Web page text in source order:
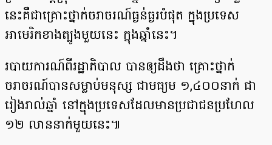
នេះ​គឺជា​គ្រោះថ្នាក់​ចរាចរណ៍​ធ្ងន់ធ្ងរ​បំផុត​ ក្នុង​ប្រទេស​
អាមេរិក​ខាង​ត្បូង​មួយនេះ ក្នុង​ឆ្នាំ​នេះ។
របាយការណ៍ពីរដ្ឋាភិបាល បានឲ្យដឹងថា គ្រោះថ្នាក់
ចរាចរណ៍បានសម្លាប់មនុស្ស ជាមធ្យម ១,៤០០នាក់ ជា
រៀងរាល់ឆ្នាំ នៅក្នុងប្រទេសដែលមានប្រជាជនប្រហែល
១២ លាននាក់មួយនេះ៕